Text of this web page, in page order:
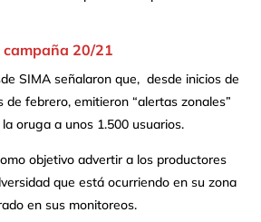
20/21
SIMA señalaron que, desde inicios de
de febrero, emitieron “alertas zonales”
oruga a unos 1.500 usuarios.
objetivo advertir a los productores
que está ocurriendo en su zona
en sus monitoreos.